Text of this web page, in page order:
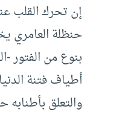
إن تحرك القلب
حنظلة العامري
بنوع من الفتور
أطياف فتنة
والتعلق